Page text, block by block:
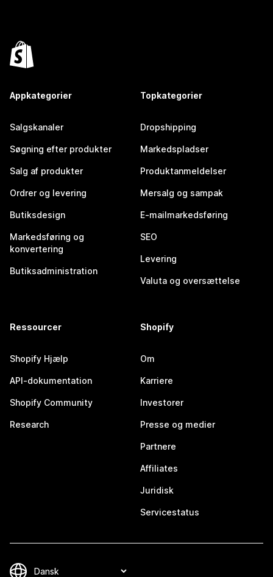
Appkategorier
Salgskanaler
Søgning efter produkter
Salg af produkter
Ordrer og levering
Butiksdesign
Markedsføring og
konvertering
Butiksadministration
Topkategorier
Dropshipping
Markedspladser
Produktanmeldelser
Mersalg og sampak
E-mailmarkedsføring
SEO
Levering
Valuta og oversættelse
Ressourcer
Shopify Hjælp
API-dokumentation
Shopify Community
Research
Shopify
Om
Karriere
Investorer
Presse og medier
Partnere
Affiliates
Juridisk
Servicestatus